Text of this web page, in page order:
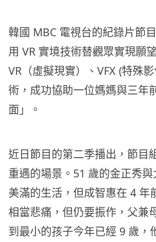
韓國 MBC 電視台的紀錄片節
用 VR 實境技術替觀眾實現願
VR（虛擬現實）、VFX (特殊
術，成功協助一位媽媽與三年
面」。
近日節目的第二季播出，節目
重遇的場景。51 歲的金正秀
美滿的生活，但成智惠在 4 年
相當悲痛，但仍要振作，父兼
到最小的孩子今年已經 9 歲，